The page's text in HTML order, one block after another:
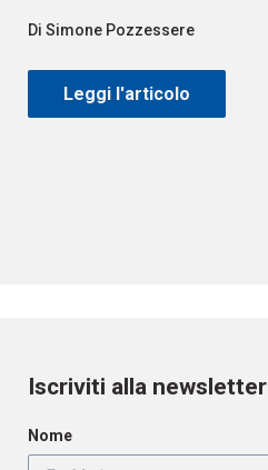
Di Simone Pozzessere
Leggi l'articolo
Iscriviti alla newsletter
Nome